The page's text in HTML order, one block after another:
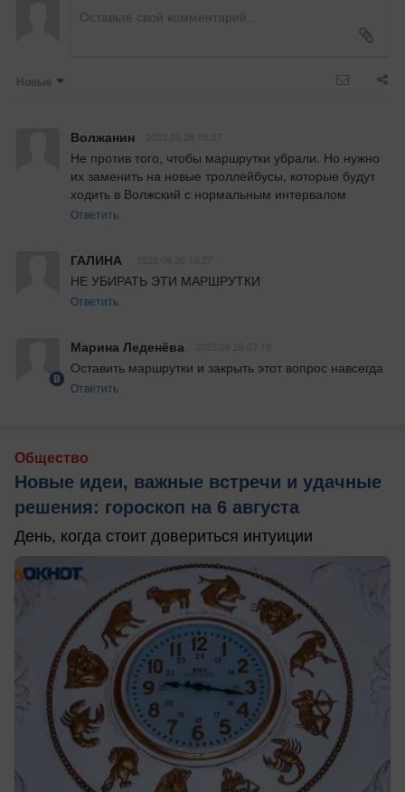
Новые
Волжанин
Не против того, чтобы маршрутки убрали. Но нужно
их заменить на новые троллейбусы, которые будут
ходить в Волжский с нормальным интервалом
Ответить
ГАЛИНА
НЕ УБИРАТЬ ЭТИ МАРШРУТКИ
Ответить
Марина Леденёва
Оставить маршрутки и закрыть этот вопрос навсегда
Ответить
Общество
Новые идеи, важные встречи и удачные
решения: гороскоп на 6 августа
День, когда стоит довериться интуиции